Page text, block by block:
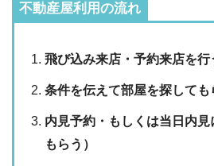
不動産屋利用の流れ
飛び込み来店・予約来店を行
条件を伝えて部屋を探しても
内見予約・もしくは当日内
もらう）